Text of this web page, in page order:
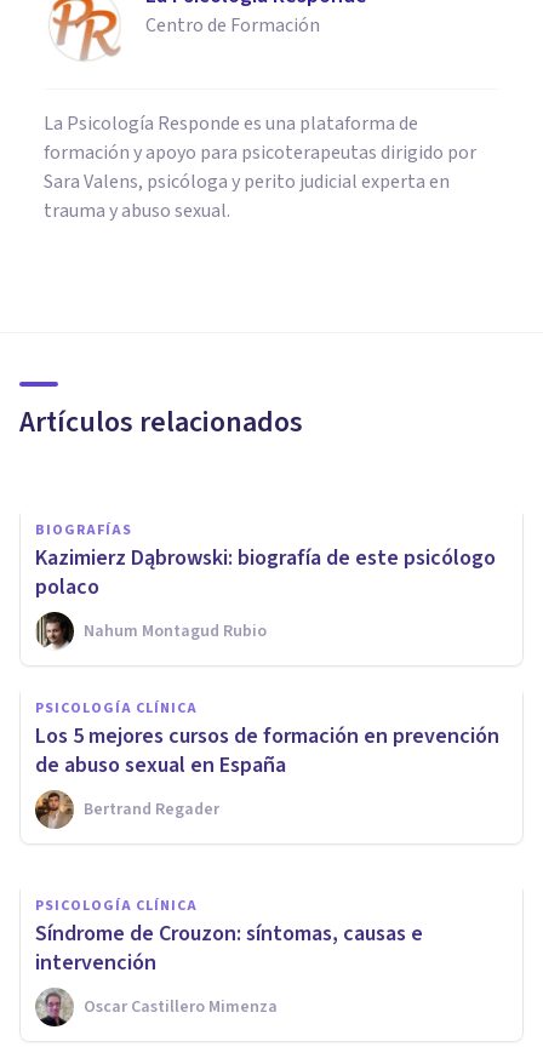
Centro de Formación
La Psicología Responde es una plataforma de
formación y apoyo para psicoterapeutas dirigido por
Sara Valens, psicóloga y perito judicial experta en
trauma y abuso sexual.
Artículos relacionados
tratamiento
BIOGRAFÍAS
Kazimierz Dąbrowski: biografía de este psicólogo
polaco
Nahum Montagud Rubio
PSICOLOGÍA CLÍNICA
Los 5 mejores cursos de formación en prevención
de abuso sexual en España
Bertrand Regader
PSICOLOGÍA FORENSE Y CRIMINALÍSTICA
Prevención de la violencia:
recursos para la formación
profesional
Dr. Antonio Andrés Pueyo
PSICOLOGÍA CLÍNICA
Síndrome de Crouzon: síntomas, causas e
intervención
Oscar Castillero Mimenza